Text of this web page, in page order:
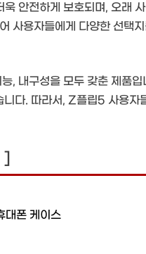
안전하게 보호되며, 오래
사용자들에게 다양한 선택지
, 내구성을 모두 갖춘 제품입
다. 따라서, Z플립5 사용자
대폰 케이스